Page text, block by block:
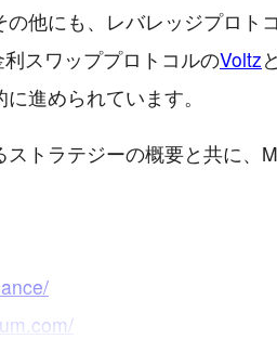
他にも、レバレッジプロト
スワッププロトコルのVoltz
進められています。
トラテジーの概要と共に、